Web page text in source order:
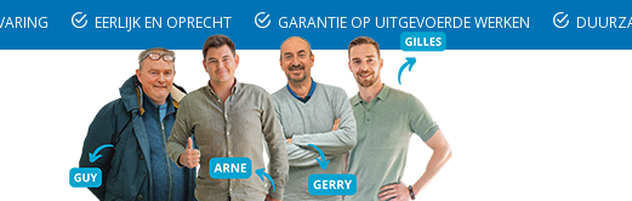
EERLIJK EN OPRECHT GARANTIE OP UITGEVOERDE WERKEN